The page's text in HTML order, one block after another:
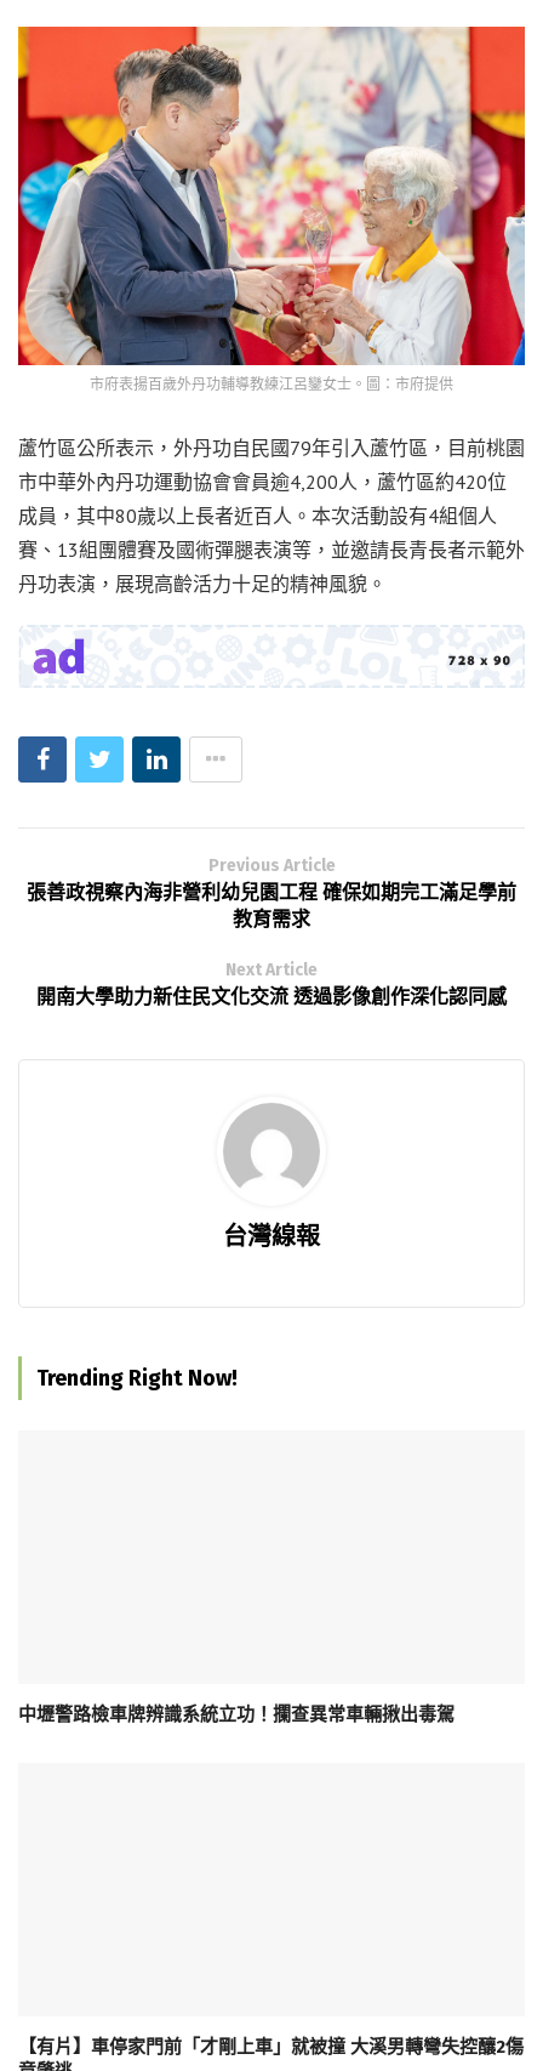
市府表揚百歲外丹功輔導教練江呂鑾女士。圖：市府提供
蘆竹區公所表示，外丹功自民國79年引入蘆竹區，目前桃園
市中華外內丹功運動協會會員逾4,200人，蘆竹區約420位
成員，其中80歲以上長者近百人。本次活動設有4組個人
賽、13組團體賽及國術彈腿表演等，並邀請長青長者示範外
丹功表演，展現高齡活力十足的精神風貌。
Previous Article
張善政視察內海非營利幼兒園工程 確保如期完工滿足學前
教育需求
Next Article
開南大學助力新住民文化交流 透過影像創作深化認同感
台灣線報
Trending Right Now!
中壢警路檢車牌辨識系統立功！攔查異常車輛揪出毒駕
【有片】車停家門前「才剛上車」就被撞 大溪男轉彎失控釀2傷